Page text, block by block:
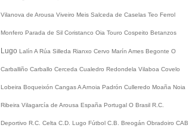
Vilanova de Arousa Viveiro Meis Salceda de Caselas Teo Ferrol
Monfero Parada de Sil Coristanco Oia Touro Cospeito Betanzos
Lugo Lalín A Rúa Silleda Rianxo Cervo Marín Ames Begonte O
Carballiño Carballo Cerceda Cualedro Redondela Vilaboa Covelo
Lobeira Boqueixón CangasA Arnoia Padrón Culleredo Moaña Noia
Ribeira Vilagarcía de Arousa España Portugal O Brasil R.C.
Deportivo R.C. Celta C.D. Lugo Fútbol C.B. Breogán Obradoiro CAB